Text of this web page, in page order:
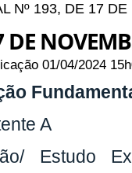
Nº 193, DE 17
DE
01/04/2024
A
Estudo